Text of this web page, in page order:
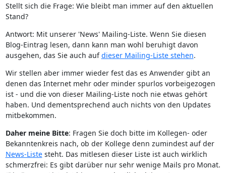
Stellt sich die Frage: Wie bleibt man immer auf den aktuellen
Stand?
Antwort: Mit unserer 'News' Mailing-Liste. Wenn Sie diesen
Blog-Eintrag lesen, dann kann man wohl beruhigt davon
ausgehen, das Sie auch aufdieser Mailing-Liste stehen.
Wir stellen aber immer wieder fest das es Anwender gibt an
denen das Internet mehr oder minder spurlos vorbeigezogen
ist - und die von dieser Mailing-Liste noch nie etwas gehört
haben. Und dementsprechend auch nichts von den Updates
mitbekommen.
Daher meine Bitte: Fragen Sie doch bitte im Kollegen- oder
Bekanntenkreis nach, ob der Kollege denn zumindest auf der
News-Listesteht. Das mitlesen dieser Liste ist auch wirklich
schmerzfrei: Es gibt darüber nur sehr wenige Mails pro Monat.